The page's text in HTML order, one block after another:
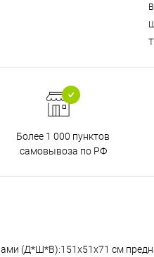
Более 1 000 пунктов
самовывоза по РФ
(Д*Ш*В):151x51x71 см